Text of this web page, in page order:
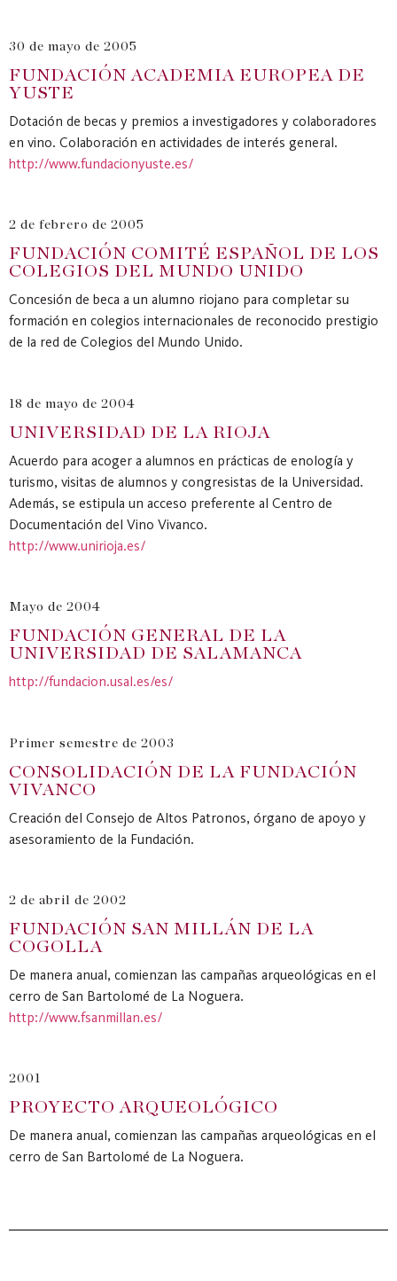
30 de mayo de 2005
FUNDACIÓN ACADEMIA EUROPEA DE
YUSTE
Dotación de becas y premios a investigadores y colaboradores
en vino. Colaboración en actividades de interés general.
http://www.fundacionyuste.es/
2 de febrero de 2005
FUNDACIÓN COMITÉ ESPAÑOL DE LOS
COLEGIOS DEL MUNDO UNIDO
Concesión de beca a un alumno riojano para completar su
formación en colegios internacionales de reconocido prestigio
de la red de Colegios del Mundo Unido.
18 de mayo de 2004
UNIVERSIDAD DE LA RIOJA
Acuerdo para acoger a alumnos en prácticas de enología y
turismo, visitas de alumnos y congresistas de la Universidad.
Además, se estipula un acceso preferente al Centro de
Documentación del Vino Vivanco.
http://www.unirioja.es/
Mayo de 2004
FUNDACIÓN GENERAL DE LA
UNIVERSIDAD DE SALAMANCA
http://fundacion.usal.es/es/
Primer semestre de 2003
CONSOLIDACIÓN DE LA FUNDACIÓN
VIVANCO
Creación del Consejo de Altos Patronos, órgano de apoyo y
asesoramiento de la Fundación.
2 de abril de 2002
FUNDACIÓN SAN MILLÁN DE LA
COGOLLA
De manera anual, comienzan las campañas arqueológicas en el
cerro de San Bartolomé de La Noguera.
http://www.fsanmillan.es/
2001
PROYECTO ARQUEOLÓGICO
De manera anual, comienzan las campañas arqueológicas en el
cerro de San Bartolomé de La Noguera.